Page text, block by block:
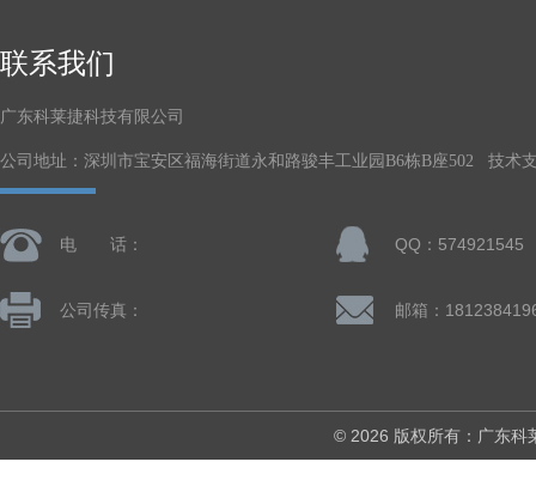
联系我们
广东科莱捷科技有限公司
公司地址：深圳市宝安区福海街道永和路骏丰工业园B6栋B座502 技术
电 话： QQ：574921545
公司传真：
© 2026 版权所有：广东